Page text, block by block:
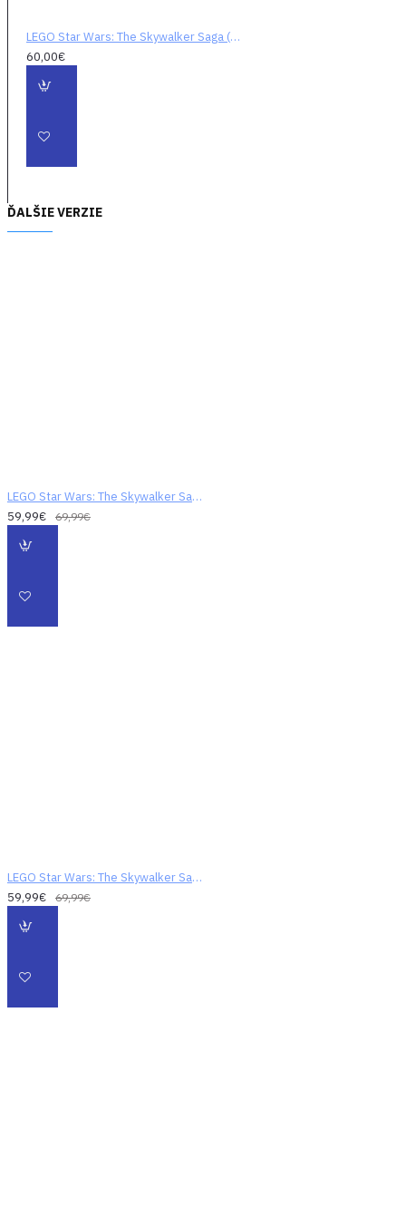
LEGO Star Wars: The Skywalker Saga (digitálny kód)
60,00€
ĎALŠIE VERZIE
LEGO Star Wars: The Skywalker Saga
59,99€
69,99€
LEGO Star Wars: The Skywalker Saga
59,99€
69,99€